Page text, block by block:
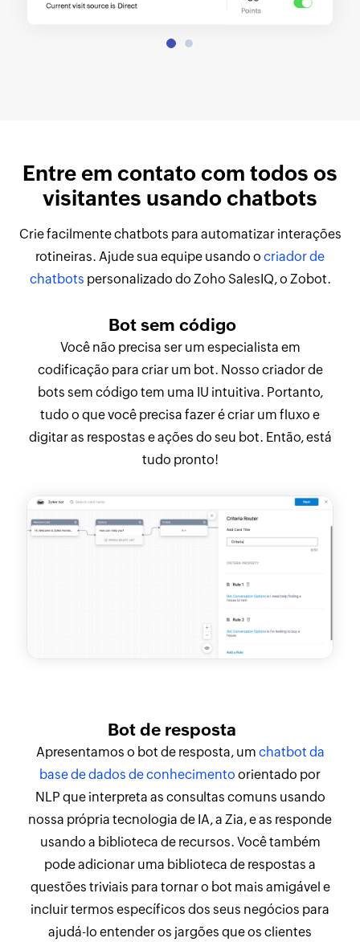
Entre em contato com todos os
visitantes usando chatbots
Crie facilmente chatbots para automatizar interações
rotineiras. Ajude sua equipe usando o criador de
chatbots personalizado do Zoho SalesIQ, o Zobot.
Bot sem código
Você não precisa ser um especialista em
codificação para criar um bot. Nosso criador de
bots sem código tem uma IU intuitiva. Portanto,
tudo o que você precisa fazer é criar um fluxo e
digitar as respostas e ações do seu bot. Então, está
tudo pronto!
Bot de resposta
Apresentamos o bot de resposta, um chatbot da
base de dados de conhecimento orientado por
NLP que interpreta as consultas comuns usando
nossa própria tecnologia de IA, a Zia, e as responde
usando a biblioteca de recursos. Você também
pode adicionar uma biblioteca de respostas a
questões triviais para tornar o bot mais amigável e
incluir termos específicos dos seus negócios para
ajudá-lo entender os jargões que os clientes